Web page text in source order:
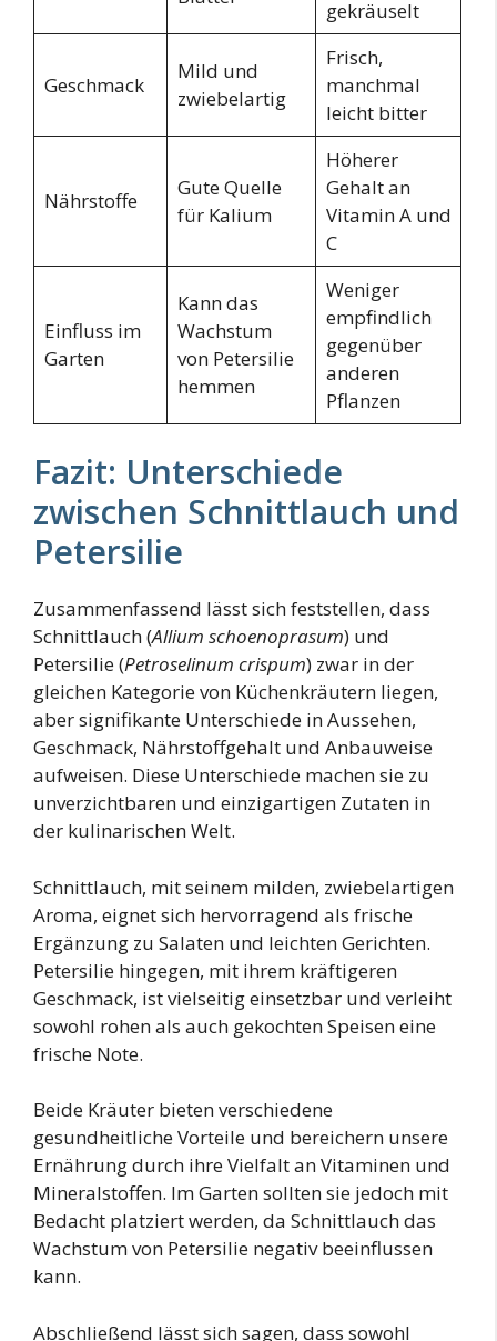
gekräuselt
Geschmack
Mild und
zwiebelartig
Frisch,
manchmal
leicht bitter
Nährstoffe
Gute Quelle
für Kalium
Höherer
Gehalt an
Vitamin A und
C
Einfluss im
Garten
Kann das
Wachstum
von Petersilie
hemmen
Weniger
empfindlich
gegenüber
anderen
Pflanzen
Fazit: Unterschiede
zwischen Schnittlauch und
Petersilie
Zusammenfassend lässt sich feststellen, dass
Schnittlauch (Allium schoenoprasum) und
Petersilie (Petroselinum crispum) zwar in der
gleichen Kategorie von Küchenkräutern liegen,
aber signifikante Unterschiede in Aussehen,
Geschmack, Nährstoffgehalt und Anbauweise
aufweisen. Diese Unterschiede machen sie zu
unverzichtbaren und einzigartigen Zutaten in
der kulinarischen Welt.
Schnittlauch, mit seinem milden, zwiebelartigen
Aroma, eignet sich hervorragend als frische
Ergänzung zu Salaten und leichten Gerichten.
Petersilie hingegen, mit ihrem kräftigeren
Geschmack, ist vielseitig einsetzbar und verleiht
sowohl rohen als auch gekochten Speisen eine
frische Note.
Beide Kräuter bieten verschiedene
gesundheitliche Vorteile und bereichern unsere
Ernährung durch ihre Vielfalt an Vitaminen und
Mineralstoffen. Im Garten sollten sie jedoch mit
Bedacht platziert werden, da Schnittlauch das
Wachstum von Petersilie negativ beeinflussen
kann.
Abschließend lässt sich sagen, dass sowohl